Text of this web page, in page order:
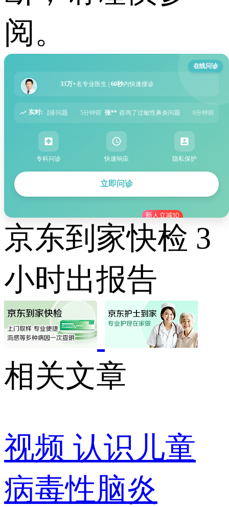
阅。
在线问诊
33万+名专业医生 | 60秒内快速接诊
实时:
张** 咨询了过敏性鼻炎问题 6分钟前 周** 咨询了胃痛问题 8分钟前
专科问诊 快速响应 隐私保护
立即问诊
京东到家快检 3
小时出报告
相关文章
视频 认识儿童
病毒性脑炎